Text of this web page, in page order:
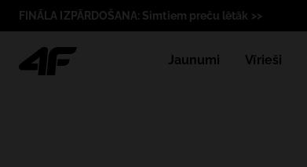
FINĀLA IZPĀRDOŠANA: Simtiem preču lētāk >>
Jaunumi Vīrieši